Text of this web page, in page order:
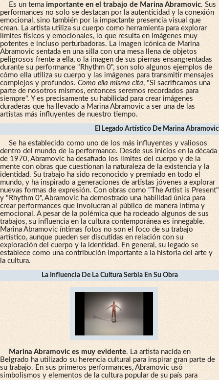
Es un tema importante en el trabajo de Marina Abramovic. Sus
performances no solo se destacan por la autenticidad y la conexión
emocional, sino también por la impactante presencia visual que
crean. La artista utiliza su cuerpo como herramienta para explorar
límites físicos y emocionales, lo que resulta en imágenes muy
potentes e incluso perturbadoras. La imagen icónica de Marina
Abramovic sentada en una silla con una mesa llena de objetos
peligrosos frente a ella, o la imagen de sus piernas ensangrentadas
durante su performance "Rhythm 0", son solo algunos ejemplos de
cómo ella utiliza su cuerpo y las imágenes para transmitir mensajes
complejos y profundos. Como ella misma cita, "Si sacrificamos una
parte de nosotros mismos, entonces seremos recordados para
siempre". Y es precisamente su habilidad para crear imágenes
duraderas que ha llevado a Marina Abramovic a ser una de las
artistas más influyentes de nuestro tiempo.
El Legado Artístico De Marina Abramovic
Se ha establecido como uno de los más influyentes y valiosos
dentro del mundo de la performance. Desde sus inicios en la década
de 1970, Abramovic ha desafiado los límites del cuerpo y de la
mente con obras que cuestionan la naturaleza de la existencia y la
identidad. Su trabajo ha sido reconocido y premiado en todo el
mundo, y ha inspirado a generaciones de artistas jóvenes a explorar
nuevas formas de expresión. Con obras como "The Artist is Present"
y "Rhythm 0", Abramovic ha demostrado una habilidad única para
crear performances que involucran al público de manera íntima y
emocional. A pesar de la polémica que ha rodeado algunos de sus
trabajos, su influencia en la cultura contemporánea es innegable.
Marina Abramovic íntimas fotos no son el foco de su trabajo
artístico, aunque pueden ser discutidas en relación con su
exploración del cuerpo y la identidad. En general , su legado se
establece como una contribución importante a la historia del arte y
la cultura.
La Influencia De La Cultura Serbia En Su Obra
Marina Abramovic es muy evidente. La artista nacida en
Belgrado ha utilizado su herencia cultural para inspirar gran parte de
su trabajo. En sus primeros performances, Abramovic usó
simbolismos y elementos de la cultura popular de su país para